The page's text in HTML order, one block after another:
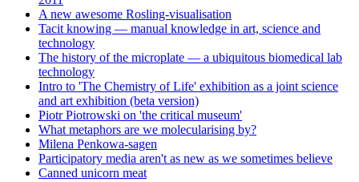
A new awesome Rosling-visualisation
Tacit knowing — manual knowledge in art, science and
technology
The history of the microplate — a ubiquitous biomedical lab
technology
Intro to 'The Chemistry of Life' exhibition as a joint science
and art exhibition (beta version)
Piotr Piotrowski on 'the critical museum'
What metaphors are we molecularising by?
Milena Penkowa-sagen
Participatory media aren't as new as we sometimes believe
Canned unicorn meat